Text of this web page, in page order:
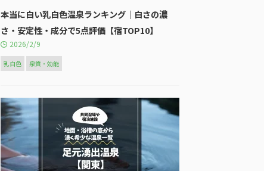
本当に白い乳白色温泉ランキング｜白さの濃
さ・安定性・成分で5点評価【宿TOP10】
2026/2/9
乳白色 泉質・効能